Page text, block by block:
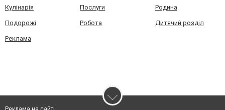
Кулінарія Послуги Родина
Подорожі Робота Дитячий розділ
Реклама